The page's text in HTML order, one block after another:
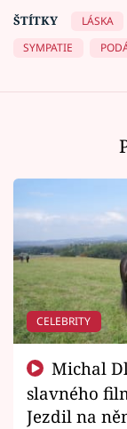
ŠTÍTKY
LÁSKA
SYMPATIE
CELEBRITY
slavného
Jezdil na